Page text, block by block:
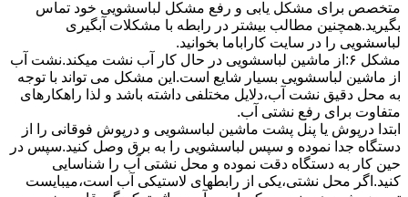
متخصص برای مشکل یابی و رفع مشکل لباسشویی خود تماس
بگیرید.همچنین مطالب بیشتر در رابطه با مشکلات آبگیری
لباسشویی را در سایت کاراباما بخوانید.
مشکل ۶:از ﻣﺎﺷﯿﻦ لباسشویی در ﺣﺎل ﮐﺎر آب ﻧﺸﺖ میکند.نشت آب
از ماشین لباسشویی بسیار شایع است.این مشکل می تواند با توجه
به محل دقیق نشت آب،دلایل مختلفی داشته باشد و لذا راهکارهای
متفاوت برای رفع نشتی آب.
ابتدا درپوش یا پنل ﭘﺸﺖ ﻣﺎﺷﯿﻦ لباسشویی و درپوش ﻓﻮﻗﺎﻧﯽ را از
دستگاه ﺟﺪا ﻧﻤﻮده و ﺳﭙﺲ لباسشویی را ﺑﻪ ﺑﺮق وصل ﮐﻨﯿﺪ.سپس در
حین کار به دستگاه دقت نموده و ﻣﺤﻞ نشتی آب را ﺷﻨﺎﺳﺎﯾﯽ
کنید.اﮔﺮ ﻣﺤﻞ نشتی،ﯾﮑﯽ از رابطهای ﻻﺳﺘﯿﮑﯽ آب اﺳﺖ،میبایست